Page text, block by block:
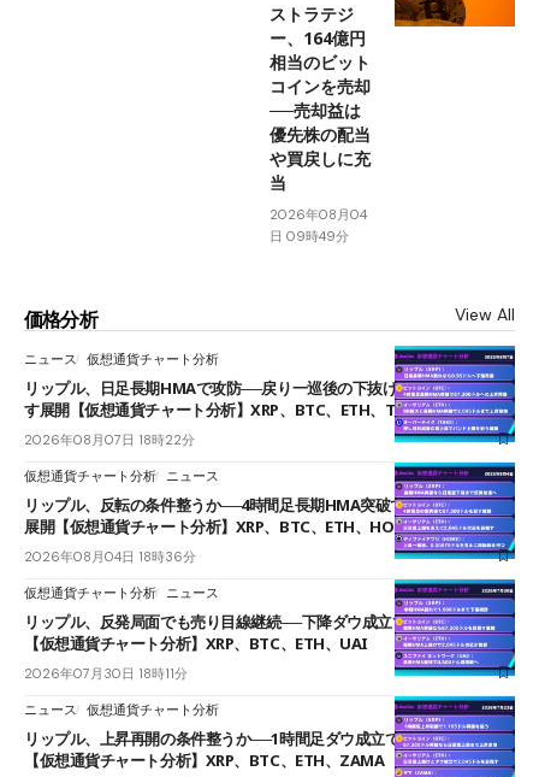
ストラテジ
ー、164億円
相当のビット
コインを売却
──売却益は
優先株の配当
や買戻しに充
当
2026年08月04
日 09時49分
価格分析 View All
ニュース 仮想通貨チャート分析
リップル、日足長期HMAで攻防──戻り一巡後の下抜けで0.95ドルを試
す展開【仮想通貨チャート分析】XRP、BTC、ETH、TAKE
2026年08月07日 18時22分
仮想通貨チャート分析 ニュース
リップル、反転の条件整うか──4時間足長期HMA突破で雲下端を目指す
展開【仮想通貨チャート分析】XRP、BTC、ETH、HOME
2026年08月04日 18時36分
仮想通貨チャート分析 ニュース
リップル、反発局面でも売り目線継続──下降ダウ成立で下値追う展開
【仮想通貨チャート分析】XRP、BTC、ETH、UAI
2026年07月30日 18時11分
ニュース 仮想通貨チャート分析
リップル、上昇再開の条件整うか──1時間足ダウ成立で1.185ドルを狙う
【仮想通貨チャート分析】XRP、BTC、ETH、ZAMA